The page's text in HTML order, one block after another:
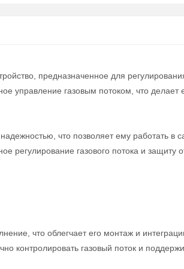
предназначенное для
управление газовым потоком, что делает
что позволяет ему работать в
регулирование газового потока и защиту
что облегчает его монтаж и
контролировать газовый поток и